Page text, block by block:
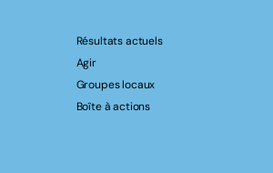
Résultats actuels
Agir
Groupes locaux
Boîte à actions